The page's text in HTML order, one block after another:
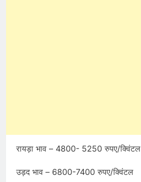
रायड़ा भाव – 4800- 5250 रुपए/क्विंटल
उड़द भाव – 6800-7400 रुपए/क्विंटल